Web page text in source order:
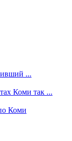
...
Коми так ...
Коми